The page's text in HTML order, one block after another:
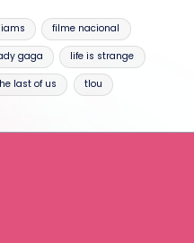
filme nacional
gaga life is strange
last of us tlou